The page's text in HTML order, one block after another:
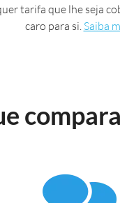
tarifa que lhe seja
caro para si. Saiba